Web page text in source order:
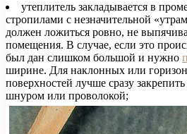
утеплитель закладывается в
стропилами с незначительной
должен ложиться ровно, не
помещения. В случае, если это
был дан слишком большой и нужно
ширине. Для наклонных или
поверхностей лучше сразу
шнуром или проволокой;